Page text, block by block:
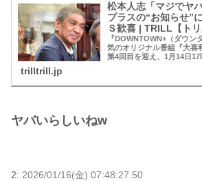
松本人志「マジでヤ
プラスの“お知らせ”
Ｓ歓喜 | TRILL【トリ
『DOWNTOWN+（ダウン
気のオリジナル番組『大喜
第4回目を迎え、1月14日
trilltrill.jp
ヤバいらしいねw
2: 2026/01/16(金) 07:48:27.50